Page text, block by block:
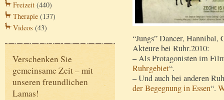
Freizeit (440)
Therapie (137)
Videos (43)
Verschenken Sie
gemeinsame Zeit – mit
unseren freundlichen
Lamas!
“Jungs” Dancer,
Akteure bei Ruhr.2010:
– Als Protagonisten im
Ruhrgebiet“.
– Und auch bei anderen
der Begegnung in Essen“.